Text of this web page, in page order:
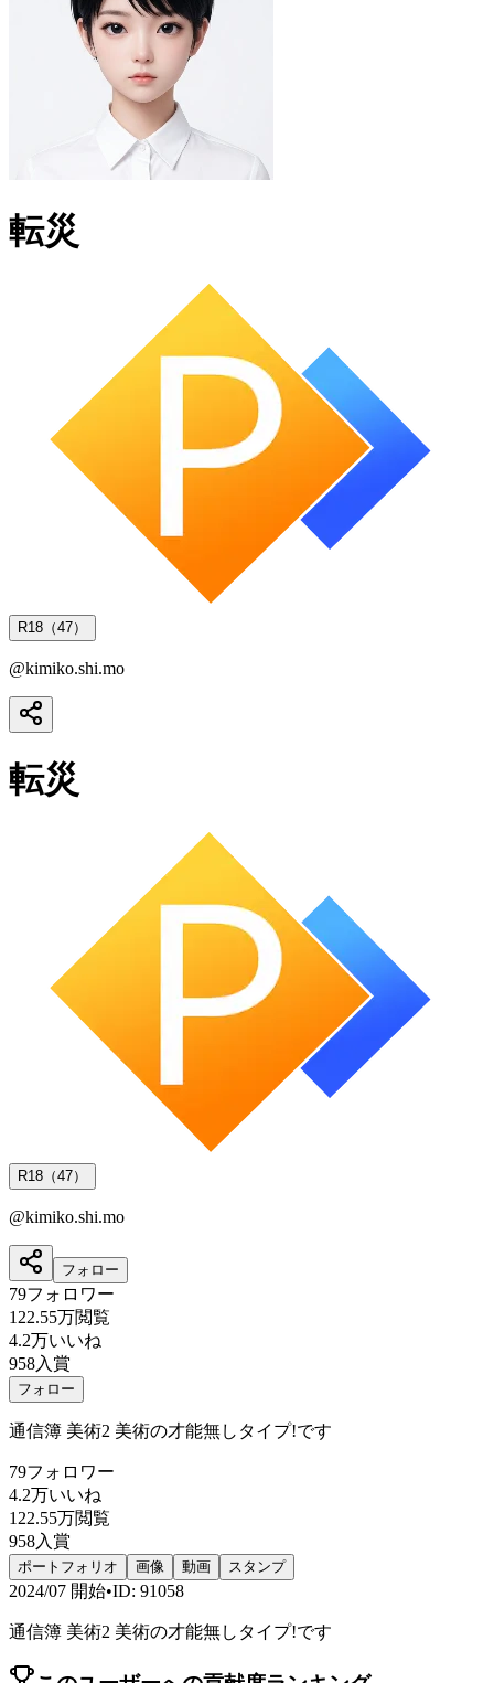
転災
R18（47）
@kimiko.shi.mo
転災
R18（47）
@kimiko.shi.mo
フォロー
79フォロワー
122.55万閲覧
4.2万いいね
958入賞
フォロー
通信簿 美術2 美術の才能無しタイプ!です
79フォロワー
4.2万いいね
122.55万閲覧
958入賞
ポートフォリオ 画像 動画 スタンプ
2024/07 開始•ID: 91058
通信簿 美術2 美術の才能無しタイプ!です